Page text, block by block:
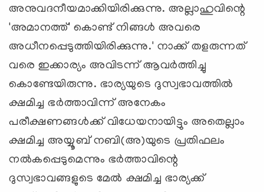
അനുവദനീയമാക്കിയിരിക്കുന്നു. അല്ലാഹുവിന്റെ
'അമാനത്ത്' കൊണ്ട് നിങ്ങള്‍ അവരെ
അധീനപ്പെടുത്തിയിരിക്കുന്നു.' നാക്ക് തളരുന്നത്
വരെ ഇക്കാര്യം അവിടന്ന് ആവര്‍ത്തിച്ചു
കൊണ്ടേയിരുന്നു. ഭാര്യയുടെ ദുസ്വഭാവത്തില്‍
ക്ഷമിച്ച ഭര്‍ത്താവിന്ന് അനേകം
പരീക്ഷണങ്ങള്‍ക്ക് വിധേയനായിട്ടും അതെല്ലാം
ക്ഷമിച്ച അയ്യൂബ് നബി(അ)യുടെ പ്രതിഫലം
നല്‍കപ്പെടുമെന്നും ഭര്‍ത്താവിന്റെ
ദുസ്വഭാവങ്ങളുടെ മേല്‍ ക്ഷമിച്ച ഭാര്യക്ക്